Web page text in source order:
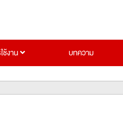
ช้งาน
บทความ